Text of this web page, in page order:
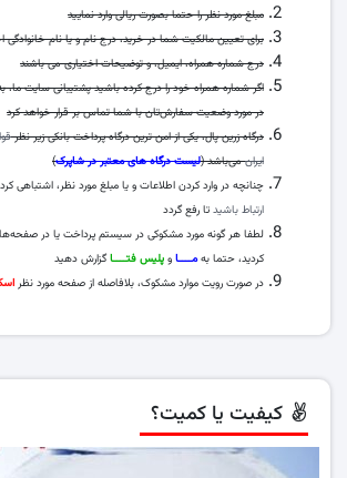
مبلغ مورد نظر را حتما بصورت ریالی وارد نمایید
برای تعیین مالکیت شما در خرید، درج نام و یا نام خانوادگی
درج شماره همراه، ایمیل، و توضیحات اختیاری می باشند
اگر شماره همراه خود را درج کرده باشید پشتیبانی سایت
در مورد وضعیت سفارش‌‌تان با شما تماس بر قرار خواهد کرد
درگاه زرین پال، یکی از امن ترین درگاه پرداخت بانکی زیر نظر
ایرانمی‌باشد (لیست درگاه های معتبر در شاپرک)
چنانچه در وارد کردن اطلاعات و یا مبلغ مورد نظر، اشتباهی
ارتباط باشید تا رفع گردد
لطفا هر گونه مورد مشکوکی در سیستم پرداخت یا در
کردید، حتما بهمــــا و پلیس فتــــا گزارش دهید
در صورت رویت موارد مشکوک، بلافاصله از صفحه مورد نظر
کیفیت یا کمیت؟